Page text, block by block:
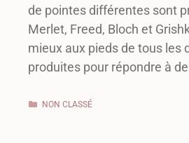
de pointes différentes sont
Merlet, Freed, Bloch et
mieux aux pieds de tous les
produites pour répondre à
NON CLASSÉ